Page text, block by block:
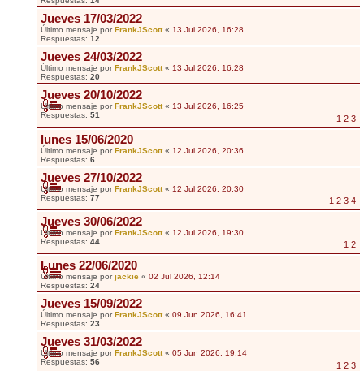
Jueves 17/03/2022
Último mensaje porFrankJScott« 13 Jul 2026, 16:28
Respuestas: 12
Jueves 24/03/2022
Último mensaje porFrankJScott« 13 Jul 2026, 16:28
Respuestas: 20
Jueves 20/10/2022
Último mensaje porFrankJScott« 13 Jul 2026, 16:25
Respuestas: 51 1 2 3
lunes 15/06/2020
Último mensaje porFrankJScott« 12 Jul 2026, 20:36
Respuestas: 6
Jueves 27/10/2022
Último mensaje porFrankJScott« 12 Jul 2026, 20:30
Respuestas: 77 1 2 3 4
Jueves 30/06/2022
Último mensaje porFrankJScott« 12 Jul 2026, 19:30
Respuestas: 44 1 2
Lunes 22/06/2020
Último mensaje porjackie « 02 Jul 2026, 12:14
Respuestas: 24
Jueves 15/09/2022
Último mensaje porFrankJScott« 09 Jun 2026, 16:41
Respuestas: 23
Jueves 31/03/2022
Último mensaje porFrankJScott« 05 Jun 2026, 19:14
Respuestas: 56 1 2 3